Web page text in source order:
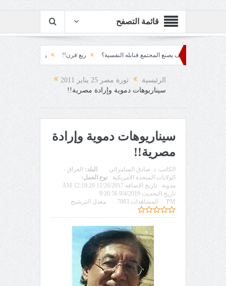
قائمة التصفح
كيف يصنع المجتمع قنابله النفسية؟ ربع قرن!! رزقٌ من يستكثره؟!
العقاد!!
الرئيسية
ثورة مصر 25 يناير 2011
سيناريوهات دموية وإرادة مصرية!!
سيناريوهات دموية وإرادة
مصرية!!
الكاتب: د. صادق السامرائي البلد: العراق -
الولايات المتحدة الأمريكية
نوع العمل:
مدونة
تاريخ الاضافة 11/26/2017 12:19:20 AM
تاريخ التحديث 9/4/2019 9:20:56
PM
المشاهدات 7063 معدل الترشيح